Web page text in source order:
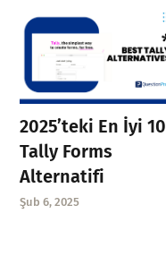
2025’teki En İyi 10
Tally Forms
Alternatifi
Şub 6, 2025